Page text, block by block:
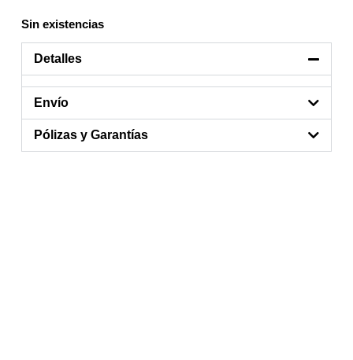
Sin existencias
Detalles
Envío
Pólizas y Garantías